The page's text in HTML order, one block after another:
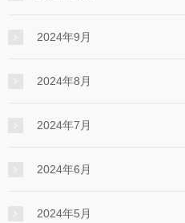
2024年9月
2024年8月
2024年7月
2024年6月
2024年5月